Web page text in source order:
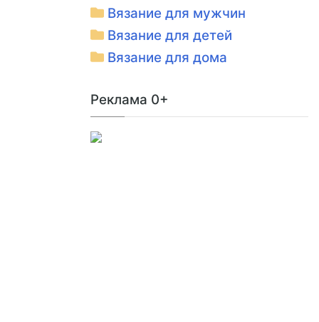
Вязание для мужчин
Вязание для детей
Вязание для дома
Реклама 0+